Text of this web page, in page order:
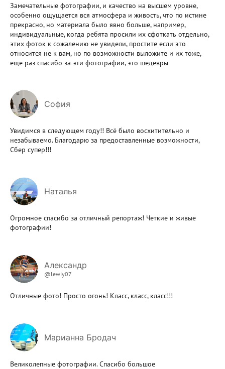
Замечательные фотографии, и качество на высшем уровне,
особенно ощущается вся атмосфера и живость, что по истине
прекрасно, но материала было явно больше, например,
индивидуальные, когда ребята просили их сфоткать отдельно,
этих фоток к сожалению не увидели, простите если это
относится не к вам, но по возможности выложите и их тоже,
еще раз спасибо за эти фотографии, это шедевры
София
Увидимся в следующем году!! Всё было восхитительно и
незабываемо. Благодарю за предоставленные возможности,
Сбер супер!!!
Наталья
Огромное спасибо за отличный репортаж! Четкие и живые
фотографии!
Александр
@lewiy07
Отличные фото! Просто огонь! Класс, класс, класс!!!
Марианна Бродач
Великолепные фотографии. Спасибо большое